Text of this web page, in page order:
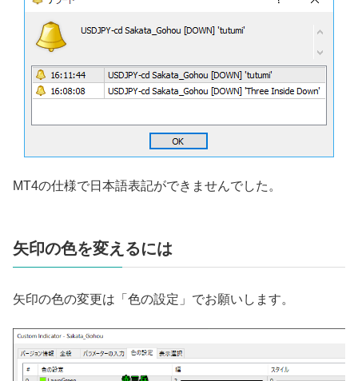
MT4の仕様で日本語表記ができませんでした。
矢印の色を変えるには
矢印の色の変更は「色の設定」でお願いします。